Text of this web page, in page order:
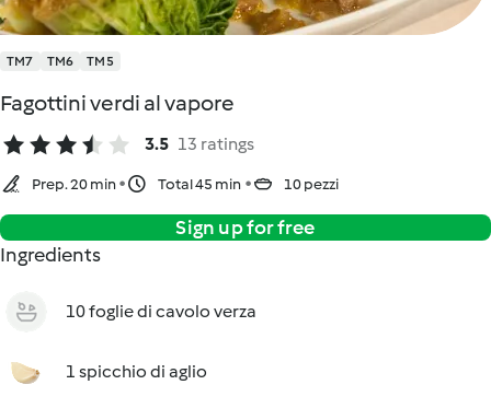
TM7 TM6 TM5
Fagottini verdi al vapore
3.5 13 ratings
Prep. 20 min Total 45 min 10 pezzi
Sign up for free
Ingredients
10 foglie di cavolo verza
1 spicchio di aglio